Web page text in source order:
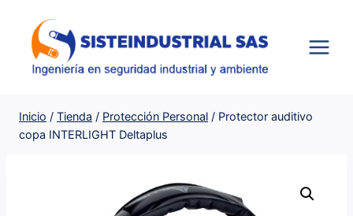
contenido
Inicio / Tienda / Protección Personal / Protector auditivo
copa INTERLIGHT Deltaplus